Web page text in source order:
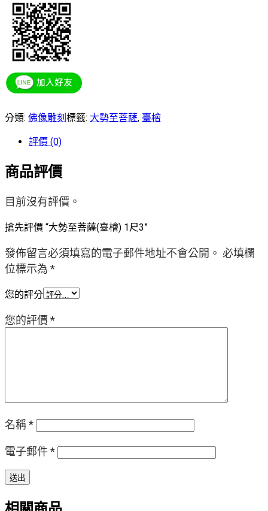
分類: 佛像雕刻 標籤: 大勢至菩薩, 臺檜
評價 (0)
商品評價
目前沒有評價。
搶先評價 “大勢至菩薩(臺檜) 1尺3”
發佈留言必須填寫的電子郵件地址不會公開。 必填欄
位標示為 *
您的評分
您的評價 *
名稱*
電子郵件*